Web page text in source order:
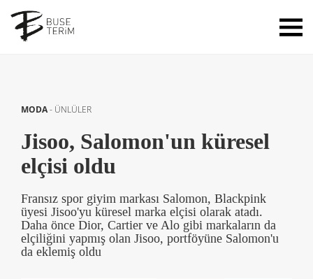
MODA- ÜNLÜLER
Jisoo, Salomon'un küresel
elçisi oldu
Fransız spor giyim markası Salomon, Blackpink
üyesi Jisoo'yu küresel marka elçisi olarak atadı.
Daha önce Dior, Cartier ve Alo gibi markaların da
elçiliğini yapmış olan Jisoo, portföyüne Salomon'u
da eklemiş oldu